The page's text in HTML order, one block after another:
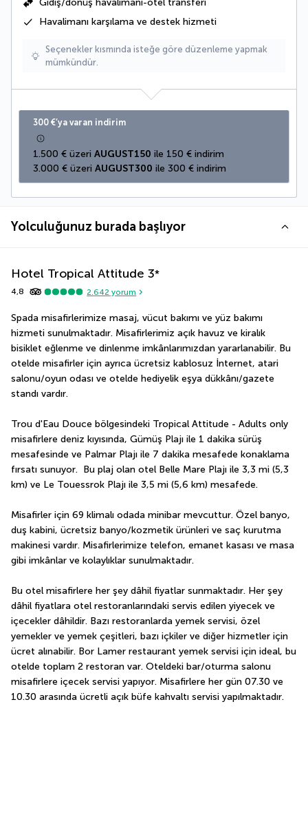
Gidiş/dönüş havalimanı-otel transferi
Havalimanı karşılama ve destek hizmeti
Seçenekler kısmında isteğe göre düzenleme yapmak
mümkündür.
300 €’ya varan indirim
1.500 € üzeri AUGUST150 ile 150 € indirim
3.000 € üzeri AUGUST300 ile 300 € indirim
Yolculuğunuz burada başlıyor
Hotel Tropical Attitude 3*
4,8 2.642 yorum
Spada misafirlerimize masaj, vücut bakımı ve yüz bakımı
hizmeti sunulmaktadır. Misafirlerimiz açık havuz ve kiralık
bisiklet eğlenme ve dinlenme imkânlarımızdan yararlanabilir. Bu
otelde misafirler için ayrıca ücretsiz kablosuz İnternet, atari
salonu/oyun odası ve otelde hediyelik eşya dükkânı/gazete
standı vardır.
Trou d'Eau Douce bölgesindeki Tropical Attitude - Adults only
misafirlere deniz kıyısında, Gümüş Plajı ile 1 dakika sürüş
mesafesinde ve Palmar Plajı ile 7 dakika mesafede konaklama
fırsatı sunuyor.  Bu plaj olan otel Belle Mare Plajı ile 3,3 mi (5,3
km) ve Le Touessrok Plajı ile 3,5 mi (5,6 km) mesafede.
Misafirler için 69 klimalı odada minibar mevcuttur. Özel banyo,
duş kabini, ücretsiz banyo/kozmetik ürünleri ve saç kurutma
makinesi vardır. Misafirlerimize telefon, emanet kasası ve masa
gibi imkânlar ve kolaylıklar sunulmaktadır.
Bu otel misafirlere her şey dâhil fiyatlar sunmaktadır. Her şey
dâhil fiyatlara otel restoranlarındaki servis edilen yiyecek ve
içecekler dâhildir. Bazı restoranlarda yemek servisi, özel
yemekler ve yemek çeşitleri, bazı içkiler ve diğer hizmetler için
ücret alınabilir. Bor Lamer restaurant yemek servisi için ideal, bu
otelde toplam 2 restoran var. Oteldeki bar/oturma salonu
misafirlere içecek servisi yapıyor. Misafirlere her gün 07.30 ve
10.30 arasında ücretli açık büfe kahvaltı servisi yapılmaktadır.